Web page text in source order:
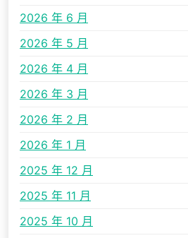
2026 年 6 月
2026 年 5 月
2026 年 4 月
2026 年 3 月
2026 年 2 月
2026 年 1 月
2025 年 12 月
2025 年 11 月
2025 年 10 月